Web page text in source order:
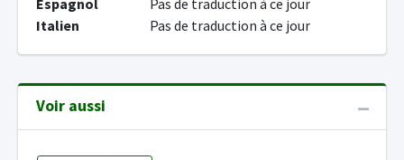
Espagnol
Pas de traduction à ce jour
Italien
Pas de traduction à ce jour
Voir aussi